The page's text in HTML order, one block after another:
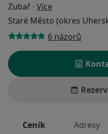
Zubař · Více
Staré Město (okres
6 názorů
Ceník Adresy